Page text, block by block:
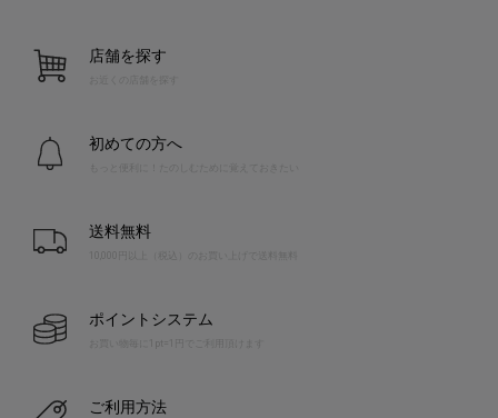
店舗を探す
お近くの店舗を探す
初めての方へ
送料無料
10,000円以上（税込）のお買い上げで送料無料
ポイントシステム
お買い物毎に1pt=1円でご利用頂けます
ご利用方法